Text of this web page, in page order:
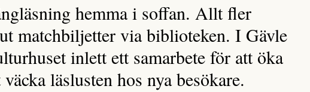
hemma i soffan. Allt fler
matchbiljetter via biblioteken. I Gävle
inlett ett samarbete för att öka
läslusten hos nya besökare.